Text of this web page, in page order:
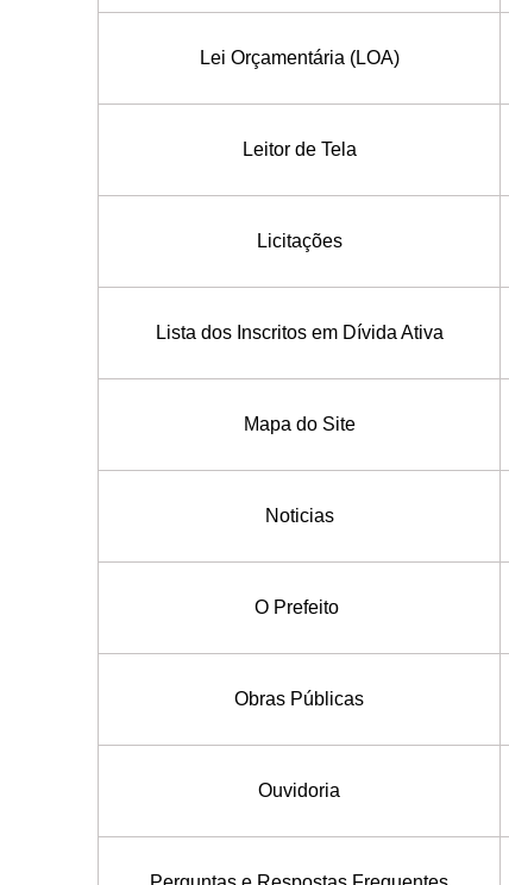
Lei Orçamentária (LOA)
Leitor de Tela
Licitações
Lista dos Inscritos em Dívida Ativa
Mapa do Site
Noticias
O Prefeito
Obras Públicas
Ouvidoria